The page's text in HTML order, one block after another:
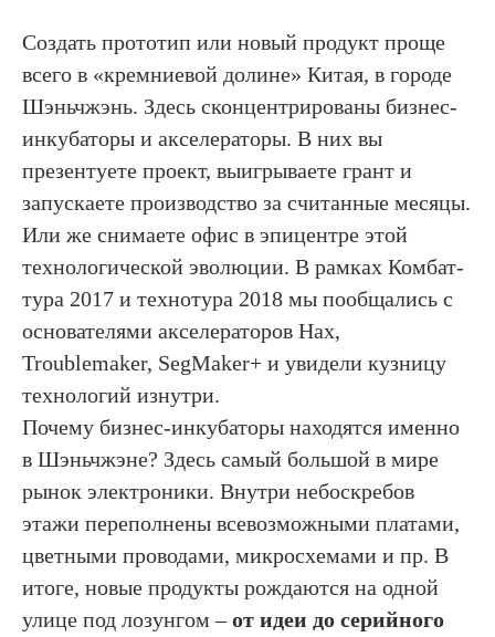
Создать прототип или новый продукт проще
всего в «кремниевой долине» Китая, в городе
Шэньчжэнь. Здесь сконцентрированы бизнес-
инкубаторы и акселераторы. В них вы
презентуете проект, выигрываете грант и
запускаете производство за считанные месяцы.
Или же снимаете офис в эпицентре этой
технологической эволюции. В рамках Комбат-
тура 2017 и технотура 2018 мы пообщались с
основателями акселераторов Hax,
Troublemaker, SegMaker+ и увидели кузницу
технологий изнутри.
Почему бизнес-инкубаторы находятся именно
в Шэньчжэне? Здесь самый большой в мире
рынок электроники. Внутри небоскребов
этажи переполнены всевозможными платами,
цветными проводами, микросхемами и пр. В
итоге, новые продукты рождаются на одной
улице под лозунгом –от идеи до серийного